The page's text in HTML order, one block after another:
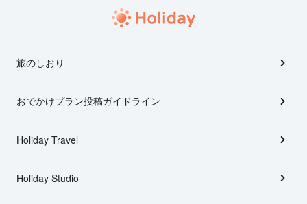
旅のしおり
おでかけプラン投稿ガイドライン
Holiday Travel
Holiday Studio